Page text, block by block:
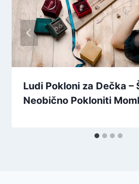
Ludi Pokloni za Dečka –
Neobično Pokloniti